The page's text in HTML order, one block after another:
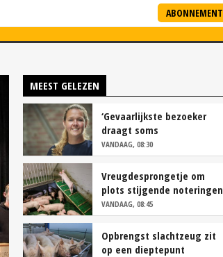
ABONNEMENT
MEEST GELEZEN
‘Gevaarlijkste bezoeker
draagt soms
overschoenen’
VANDAAG, 08:30
Vreugdesprongetje om
plots stijgende noteringen
VANDAAG, 08:45
Opbrengst slachtzeug zit
op een dieptepunt